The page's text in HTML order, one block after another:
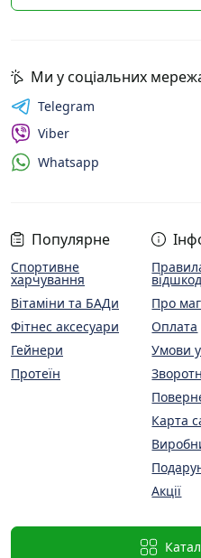
Популярне
Спортивне
харчування
Вітаміни та БАДи
Фітнес аксесуари
Гейнери
Протеїн
Про
Оплата
Умови
Карта
Акції
Ми у соціальних
Telegram
Viber
Whatsapp